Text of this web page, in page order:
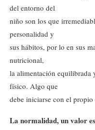
del entorno del
niño son los que
personalidad y
sus hábitos, por lo en sus
nutricional,
la alimentación equilibrada
físico. Algo que
debe iniciarse con el propio
La normalidad, un valor